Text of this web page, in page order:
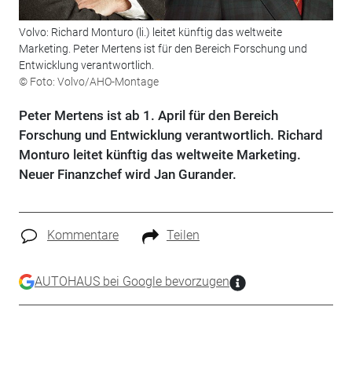
Volvo: Richard Monturo (li.) leitet künftig das weltweite
Marketing. Peter Mertens ist für den Bereich Forschung und
Entwicklung verantwortlich.
© Foto: Volvo/AHO-Montage
Peter Mertens ist ab 1. April für den Bereich
Forschung und Entwicklung verantwortlich. Richard
Monturo leitet künftig das weltweite Marketing.
Neuer Finanzchef wird Jan Gurander.
Kommentare Teilen
AUTOHAUS bei Google bevorzugen